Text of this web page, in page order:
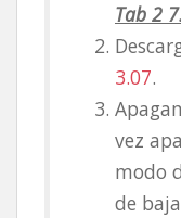
Tab 2
3.07.
vez
modo
de